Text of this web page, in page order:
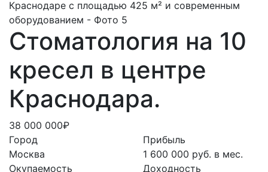
Стоматология на 10
кресел в центре
Краснодара.
38 000 000₽
Город
Москва
Окупаемость
Прибыль
1 600 000 руб. в мес.
Доходность